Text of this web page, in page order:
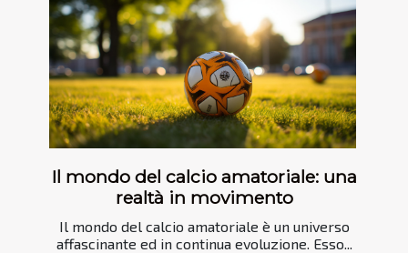
Il mondo del calcio amatoriale: una
realtà in movimento
Il mondo del calcio amatoriale è un universo
affascinante ed in continua evoluzione. Esso...